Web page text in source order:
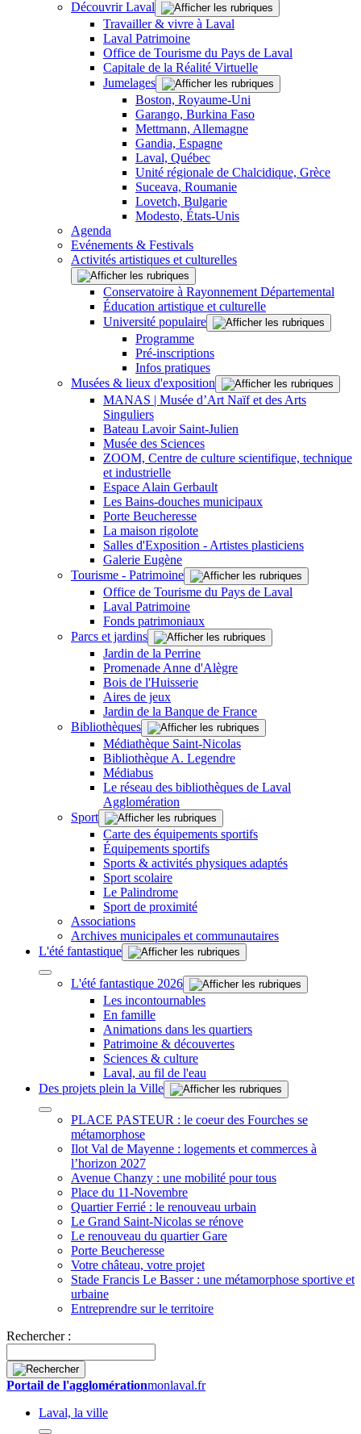
Découvrir Laval
Travailler & vivre à Laval
Laval Patrimoine
Office de Tourisme du Pays de Laval
Capitale de la Réalité Virtuelle
Jumelages
Boston, Royaume-Uni
Garango, Burkina Faso
Mettmann, Allemagne
Gandia, Espagne
Laval, Québec
Unité régionale de Chalcidique, Grèce
Suceava, Roumanie
Lovetch, Bulgarie
Modesto, États-Unis
Agenda
Evénements & Festivals
Activités artistiques et culturelles
Conservatoire à Rayonnement Départemental
Éducation artistique et culturelle
Université populaire
Programme
Pré-inscriptions
Infos pratiques
Musées & lieux d'exposition
MANAS | Musée d’Art Naïf et des Arts
Singuliers
Bateau Lavoir Saint-Julien
Musée des Sciences
ZOOM, Centre de culture scientifique, technique
et industrielle
Espace Alain Gerbault
Les Bains-douches municipaux
Porte Beucheresse
La maison rigolote
Salles d'Exposition - Artistes plasticiens
Galerie Eugène
Tourisme - Patrimoine
Office de Tourisme du Pays de Laval
Laval Patrimoine
Fonds patrimoniaux
Parcs et jardins
Jardin de la Perrine
Promenade Anne d'Alègre
Bois de l'Huisserie
Aires de jeux
Jardin de la Banque de France
Bibliothèques
Médiathèque Saint-Nicolas
Bibliothèque A. Legendre
Médiabus
Le réseau des bibliothèques de Laval
Agglomération
Sport
Carte des équipements sportifs
Équipements sportifs
Sports & activités physiques adaptés
Sport scolaire
Le Palindrome
Sport de proximité
Associations
Archives municipales et communautaires
L'été fantastique
L'été fantastique 2026
Les incontournables
En famille
Animations dans les quartiers
Patrimoine & découvertes
Sciences & culture
Laval, au fil de l'eau
Des projets plein la Ville
PLACE PASTEUR : le coeur des Fourches se
métamorphose
Ilot Val de Mayenne : logements et commerces à
l’horizon 2027
Avenue Chanzy : une mobilité pour tous
Place du 11-Novembre
Quartier Ferrié : le renouveau urbain
Le Grand Saint-Nicolas se rénove
Le renouveau du quartier Gare
Porte Beucheresse
Votre château, votre projet
Stade Francis Le Basser : une métamorphose sportive et
urbaine
Entreprendre sur le territoire
Rechercher :
Portail de l'agglomérationmonlaval.fr
Laval, la ville